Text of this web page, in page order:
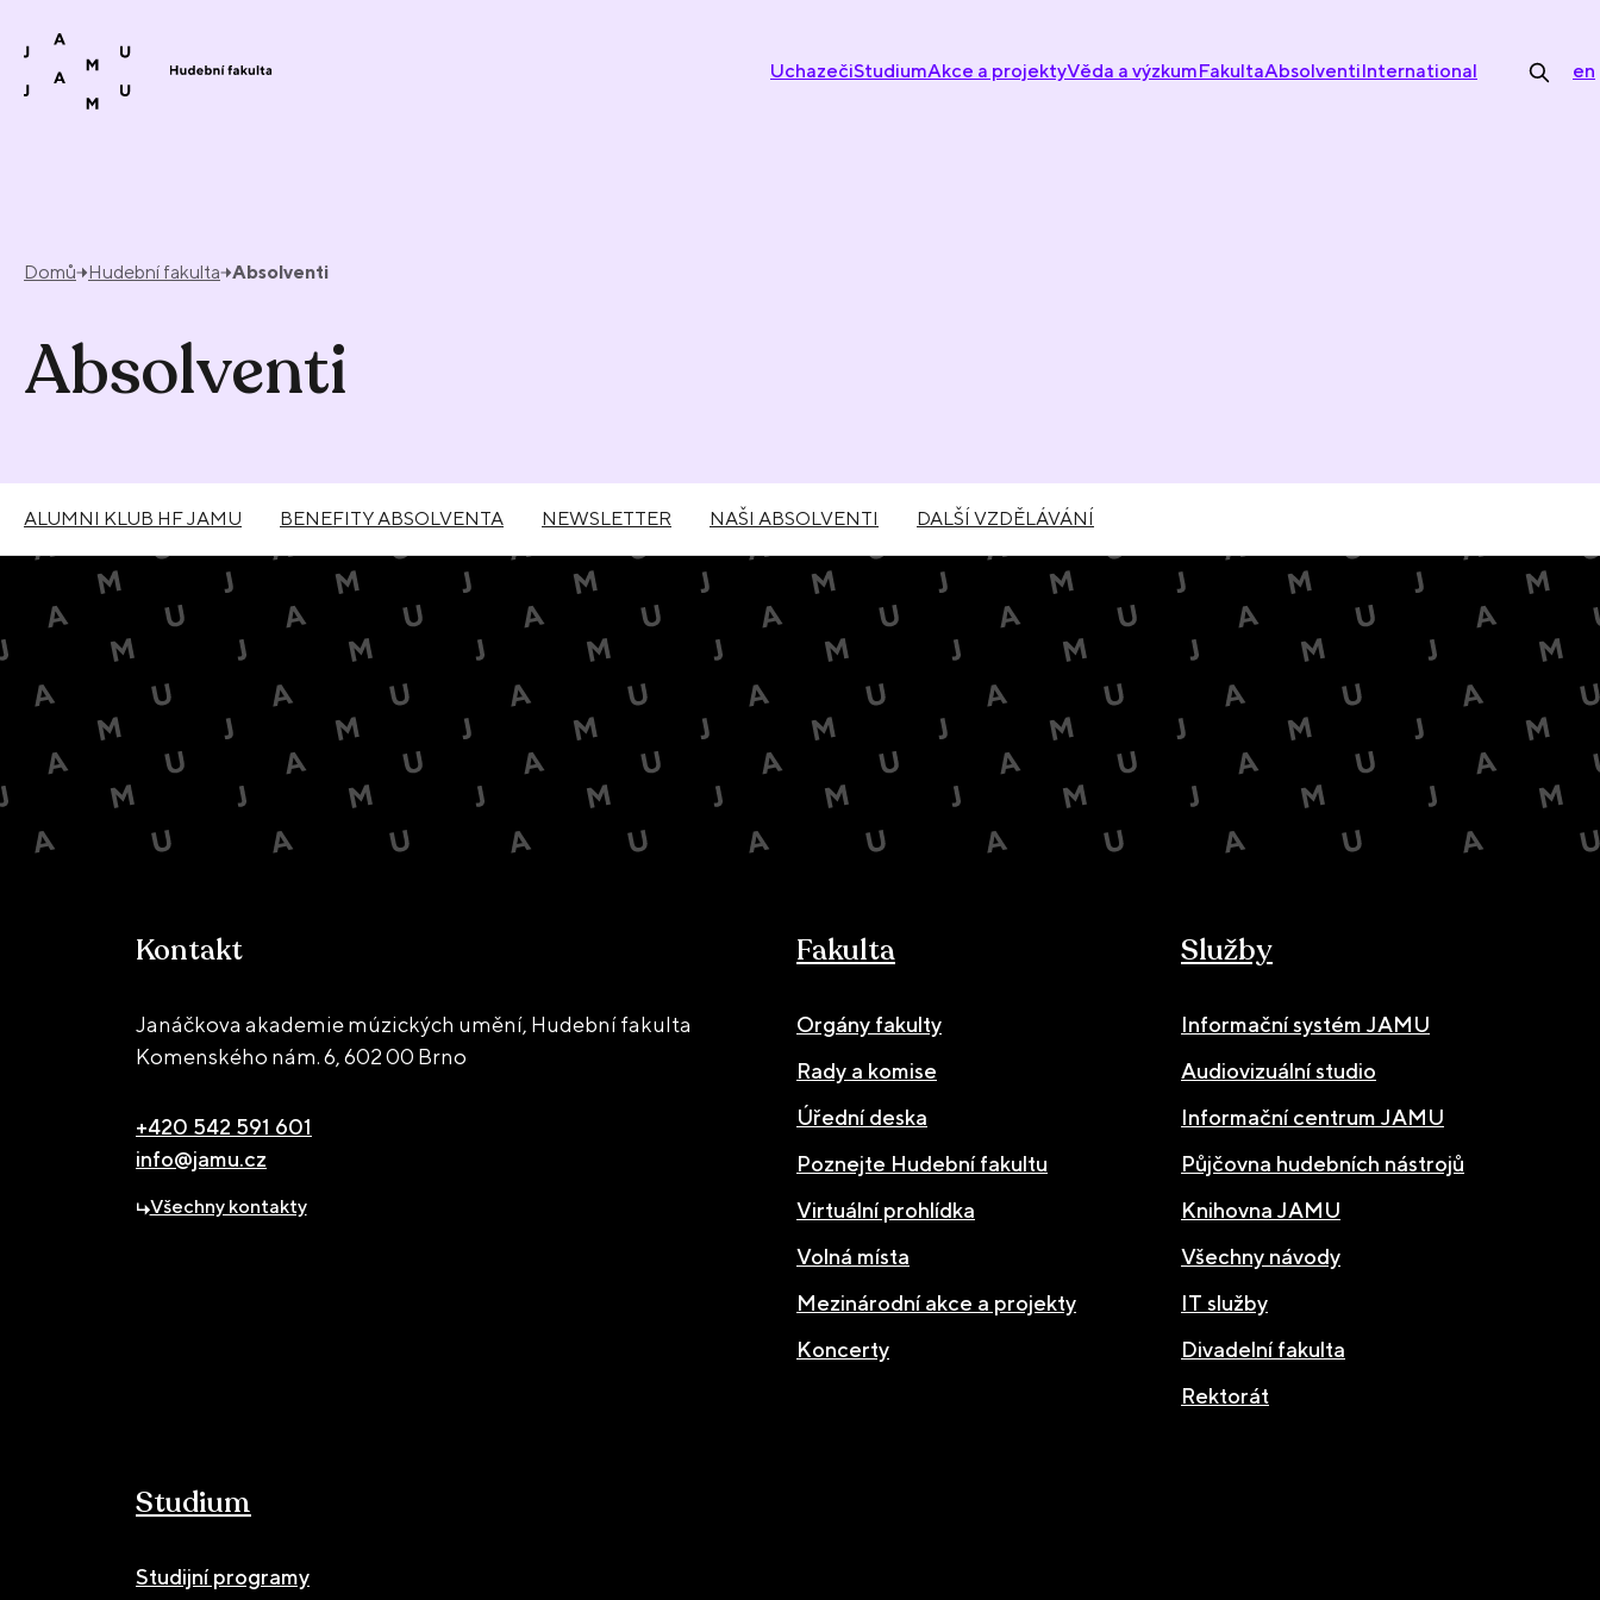
UchazečiStudiumAkce a projektyVěda a výzkumFakultaAbsolventiInternational en
Domů Hudební fakulta Absolventi
Absolventi
ALUMNI KLUB HF JAMU BENEFITY ABSOLVENTA NEWSLETTER NAŠI ABSOLVENTI DALŠÍ VZDĚLÁVÁNÍ
Kontakt
Janáčkova akademie múzických umění, Hudební fakulta
Komenského nám. 6,602 00 Brno
+420 542 591 601
info@jamu.cz
Všechny kontakty
Fakulta
Orgány fakulty
Rady a komise
Úřední deska
Poznejte Hudební fakultu
Virtuální prohlídka
Volná místa
Mezinárodní akce a projekty
Koncerty
Služby
Informační systém JAMU
Audiovizuální studio
Informační centrum JAMU
Půjčovna hudebních nástrojů
Knihovna JAMU
Všechny návody
IT služby
Divadelní fakulta
Rektorát
Studium
Studijní programy